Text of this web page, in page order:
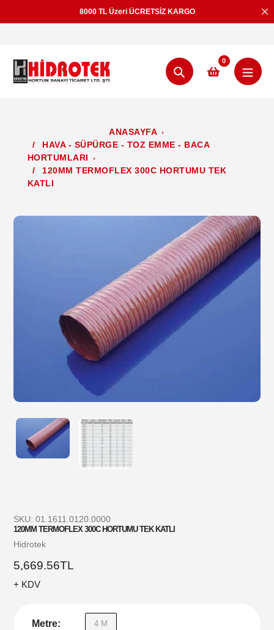
geç
8000 TL Üzeri ÜCRETSİZ KARGO
Aramak
0
ANASAYFA
/
HAVA - SÜPÜRGE - TOZ EMME - BACA
HORTUMLARI
/
120MM TERMOFLEX 300C HORTUMU TEK
KATLI
SKU: 01.1611.0120.0000
120MM TERMOFLEX 300C HORTUMU TEK KATLI
Satıcı
Hidrotek
Normal
fiyat
5,669.56TL
+ KDV
Metre: 4 M